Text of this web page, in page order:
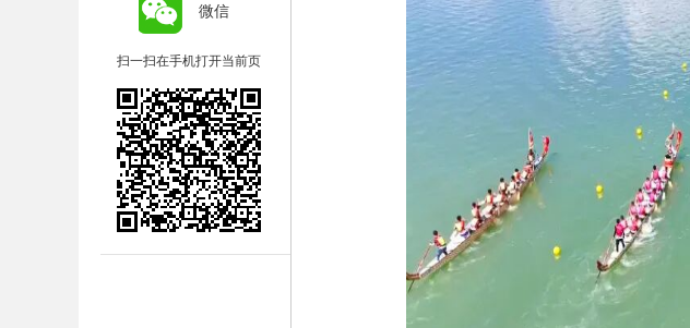
微信
扫一扫在手机打开当前页